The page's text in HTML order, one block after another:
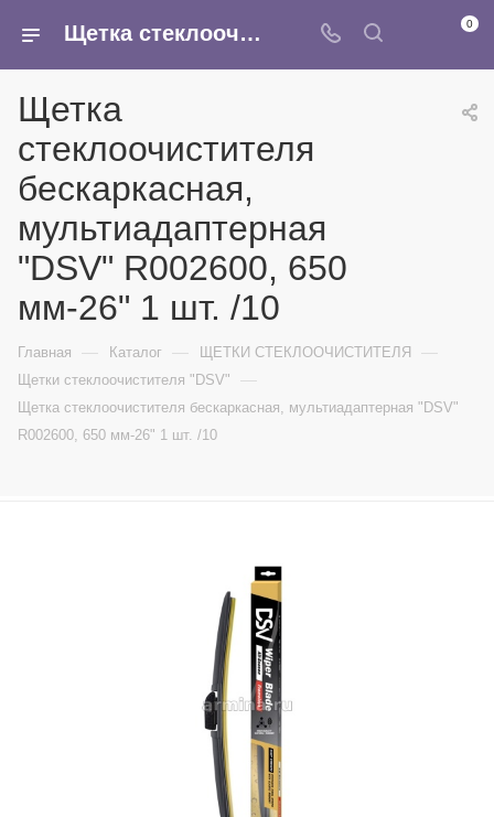
Щетка стеклоочистителя бескаркасная, мультиадаптерная "DSV" R002600, 650 мм-26" 1 шт. /10 - купить в интернет-магазине Армина 0
Щетка
стеклоочистителя
бескаркасная,
мультиадаптерная
"DSV" R002600, 650
мм-26" 1 шт. /10
Главная — Каталог — ЩЕТКИ СТЕКЛООЧИСТИТЕЛЯ —
Щетки стеклоочистителя "DSV" —
Щетка стеклоочистителя бескаркасная, мультиадаптерная "DSV"
R002600, 650 мм-26" 1 шт. /10